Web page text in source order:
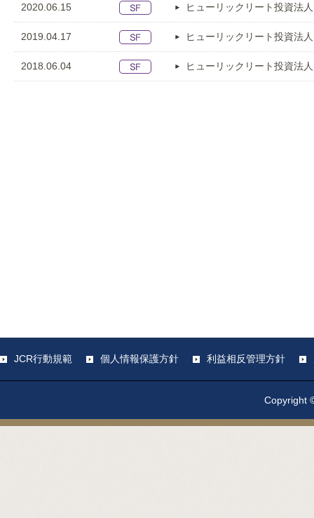
2020.06.15 ヒューリックリート投資法人
2019.04.17 ヒューリックリート投資法人
2018.06.04 ヒューリックリート投資法人
JCR行動規範 個人情報保護方針 利益相反管理方針
Copyright